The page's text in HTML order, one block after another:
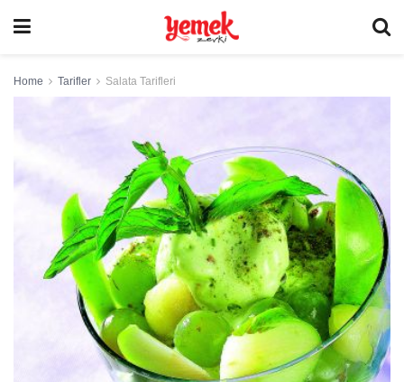
Home Tarifler Salata Tarifleri